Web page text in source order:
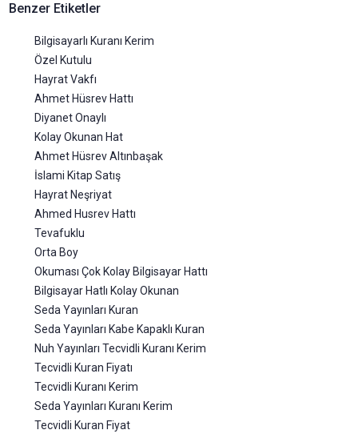
Benzer Etiketler
Bilgisayarlı Kuranı Kerim
Özel Kutulu
Hayrat Vakfı
Ahmet Hüsrev Hattı
Diyanet Onaylı
Kolay Okunan Hat
Ahmet Hüsrev Altınbaşak
İslami Kitap Satış
Hayrat Neşriyat
Ahmed Husrev Hattı
Tevafuklu
Orta Boy
Okuması Çok Kolay Bilgisayar Hattı
Bilgisayar Hatlı Kolay Okunan
Seda Yayınları Kuran
Seda Yayınları Kabe Kapaklı Kuran
Nuh Yayınları Tecvidli Kuranı Kerim
Tecvidli Kuran Fiyatı
Tecvidli Kuranı Kerim
Seda Yayınları Kuranı Kerim
Tecvidli Kuran Fiyat